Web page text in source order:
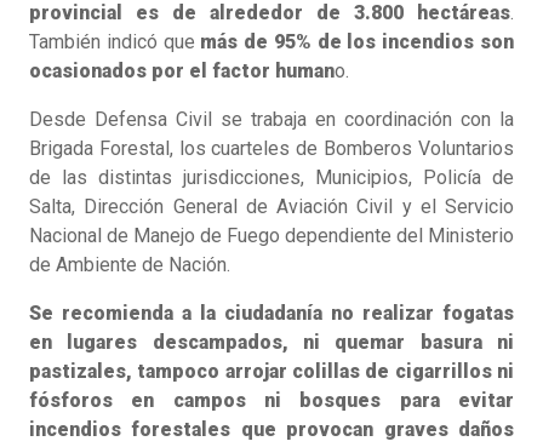
provincial es de alrededor de 3.800 hectáreas.
También indicó que más de 95% de los incendios son
ocasionados por el factor humano.
Desde Defensa Civil se trabaja en coordinación con la
Brigada Forestal, los cuarteles de Bomberos Voluntarios
de las distintas jurisdicciones, Municipios, Policía de
Salta, Dirección General de Aviación Civil y el Servicio
Nacional de Manejo de Fuego dependiente del Ministerio
de Ambiente de Nación.
Se recomienda a la ciudadanía no realizar fogatas
en lugares descampados, ni quemar basura ni
pastizales, tampoco arrojar colillas de cigarrillos ni
fósforos en campos ni bosques para evitar
incendios forestales que provocan graves daños